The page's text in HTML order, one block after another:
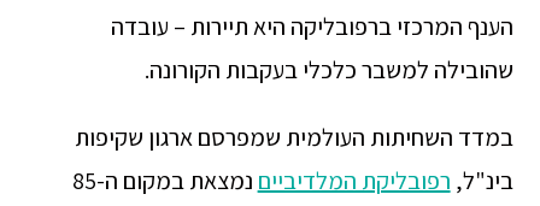
הענף המרכזי ברפובליקה היא תיירות – עובדה
שהובילה למשבר כלכלי בעקבות הקורונה.
במדד השחיתות העולמית שמפרסם ארגון שקיפות
בינ"ל, רפובליקת המלדיביים
נמצאת במקום ה-85